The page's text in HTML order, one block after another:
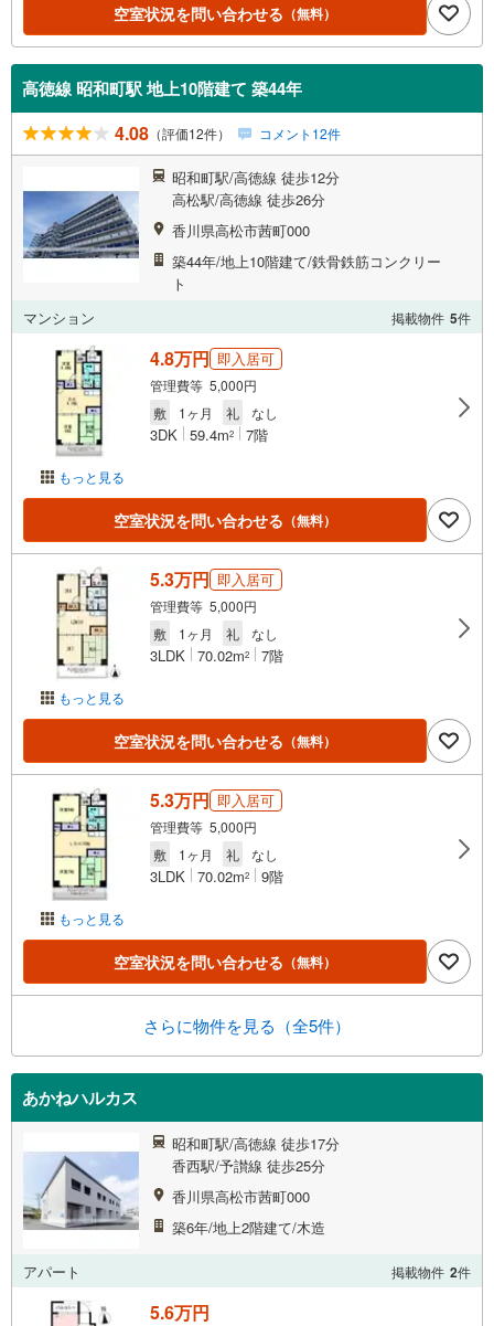
空室状況を問い合わせる （無料）
高徳線 昭和町駅 地上10階建て 築44年
4.08 （評価12件） コメント12件
昭和町駅/高徳線 徒歩12分
高松駅/高徳線 徒歩26分
香川県高松市茜町000
築44年/地上10階建て/鉄骨鉄筋コンクリー
ト
マンション
掲載物件 5件
もっと見る
4.8万円 即入居可
管理費等 5,000円
敷
1ヶ月 礼 なし
3DK 59.4m2 7階
空室状況を問い合わせる （無料）
もっと見る
5.3万円 即入居可
管理費等 5,000円
敷
1ヶ月 礼 なし
3LDK 70.02m2 7階
空室状況を問い合わせる （無料）
もっと見る
5.3万円 即入居可
管理費等 5,000円
敷
1ヶ月 礼 なし
3LDK 70.02m2 9階
空室状況を問い合わせる （無料）
さらに物件を見る（全5件）
あかねハルカス
昭和町駅/高徳線 徒歩17分
香西駅/予讃線 徒歩25分
香川県高松市茜町000
築6年/地上2階建て/木造
アパート 掲載物件 2件
5.6万円